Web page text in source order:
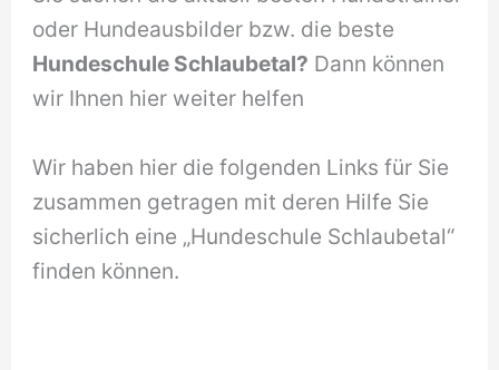
oder Hundeausbilder bzw. die beste
Hundeschule Schlaubetal? Dann können
wir Ihnen hier weiter helfen
Wir haben hier die folgenden Links für Sie
zusammen getragen mit deren Hilfe Sie
sicherlich eine „Hundeschule Schlaubetal“
finden können.